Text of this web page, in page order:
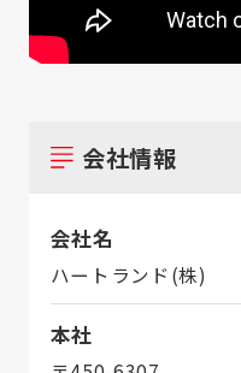
会社情報
会社名
ハートランド(株)
本社